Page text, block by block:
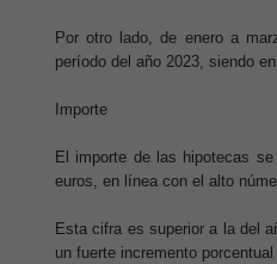
Por otro lado, de enero a
período del año 2023, siendo
Importe
El importe de las hipotecas
euros, en línea con el alto
Esta cifra es superior a la del
un fuerte incremento